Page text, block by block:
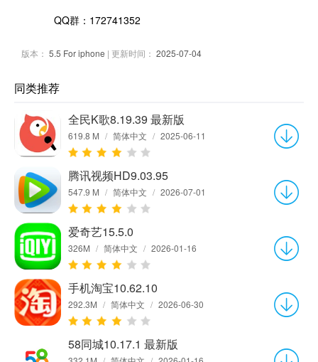
QQ群：172741352
版本： 5.5 For iphone | 更新时间： 2025-07-04
同类推荐
全民K歌8.19.39 最新版
619.8 M / 简体中文 / 2025-06-11
腾讯视频HD9.03.95
547.9 M / 简体中文 / 2026-07-01
爱奇艺15.5.0
326M / 简体中文 / 2026-01-16
手机淘宝10.62.10
292.3M / 简体中文 / 2026-06-30
58同城10.17.1 最新版